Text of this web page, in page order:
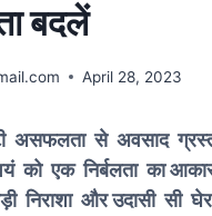
बदलें
April 28, 2023
असफलता से अवसाद
को एक निर्बलता का
निराशा और उदासी सी